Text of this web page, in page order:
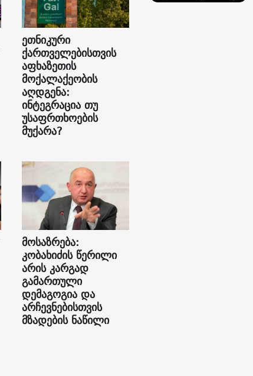
ეთნიკური
ქართველებისთვის
აფხაზეთის
მოქალაქეობის
აღდგენა:
ინტეგრაცია თუ
უსაფრთხოების
მუქარა?
მოსაზრება:
კობახიძის წერილი
არის კარგად
გამართული
დემაგოგია და
არჩევნებისთვის
მზადების ნაწილი